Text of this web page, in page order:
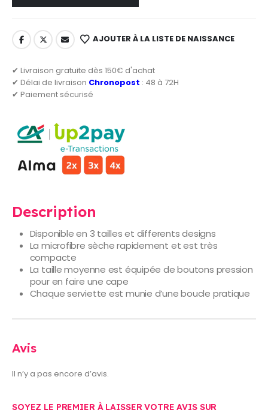
AJOUTER À LA LISTE DE NAISSANCE
✔ Livraison gratuite dès 150€ d'achat
✔ Délai de livraison Chronopost : 48 à 72H
✔ Paiement sécurisé
Description
Disponible en 3 tailles et differents designs
La microfibre sèche rapidement et est très
compacte
La taille moyenne est équipée de boutons pression
pour en faire une cape
Chaque serviette est munie d’une boucle pratique
Avis
Il n’y a pas encore d’avis.
SOYEZ LE PREMIER À LAISSER VOTRE AVIS SUR